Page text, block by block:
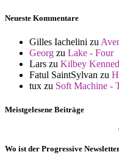
Neueste Kommentare
Gilles Iachelini zu
Georg zu Lake - Four
Lars zu Kilbey
Fatul SaintSylvan zu
tux zu Soft Machine -
Meistgelesene Beiträge
Wo ist der Progressive